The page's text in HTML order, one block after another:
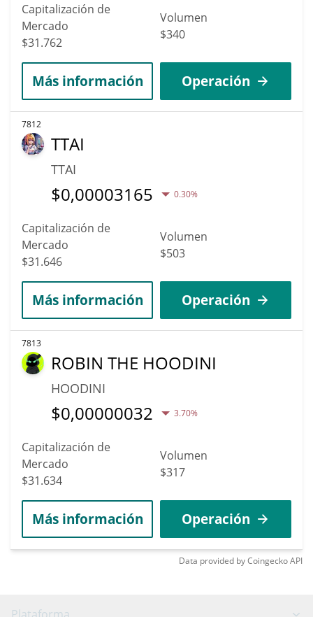
Capitalización de
Mercado
$31.762
Volumen
$340
Más información Operación
7812
TTAI
TTAI
$0,00003165 0.30%
Capitalización de
Mercado
$31.646
Volumen
$503
Más información Operación
7813
ROBIN THE HOODINI
HOODINI
$0,00000032 3.70%
Capitalización de
Mercado
$31.634
Volumen
$317
Más información Operación
Data provided byCoingeckoAPI